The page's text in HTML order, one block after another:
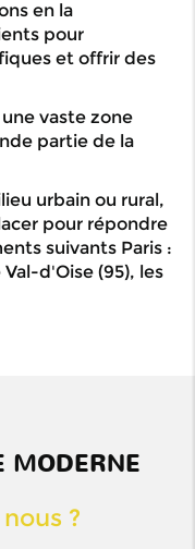
en la
pour
et offrir des
vaste zone
partie de la
urbain ou rural,
pour répondre
suivants Paris :
d'Oise (95), les
MODERNE
?
de la
et du
est un